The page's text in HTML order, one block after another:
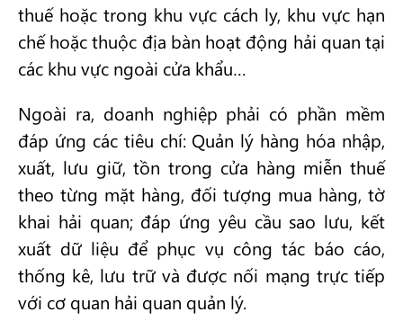
thuế hoặc trong khu vực cách ly, khu vực hạn
chế hoặc thuộc địa bàn hoạt động hải quan tại
các khu vực ngoài cửa khẩu…
Ngoài ra, doanh nghiệp phải có phần mềm
đáp ứng các tiêu chí: Quản lý hàng hóa nhập,
xuất, lưu giữ, tồn trong cửa hàng miễn thuế
theo từng mặt hàng, đối tượng mua hàng, tờ
khai hải quan; đáp ứng yêu cầu sao lưu, kết
xuất dữ liệu để phục vụ công tác báo cáo,
thống kê, lưu trữ và được nối mạng trực tiếp
với cơ quan hải quan quản lý.